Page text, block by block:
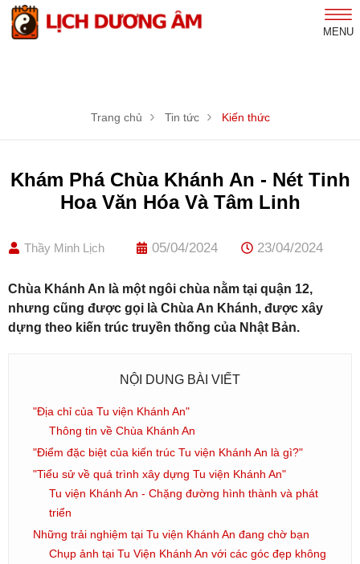
MENU
Trang chủ Tin tức Kiến thức
Khám Phá Chùa Khánh An - Nét Tinh
Hoa Văn Hóa Và Tâm Linh
Thầy Minh Lịch 05/04/2024 23/04/2024
Chùa Khánh An là một ngôi chùa nằm tại quận 12,
nhưng cũng được gọi là Chùa An Khánh, được xây
dựng theo kiến trúc truyền thống của Nhật Bản.
NỘI DUNG BÀI VIẾT
"Địa chỉ của Tu viện Khánh An"
Thông tin về Chùa Khánh An
"Điểm đặc biệt của kiến trúc Tu viện Khánh An là gì?"
"Tiểu sử về quá trình xây dựng Tu viện Khánh An"
Tu viện Khánh An - Chặng đường hình thành và phát
triển
Những trải nghiệm tại Tu viện Khánh An đang chờ bạn
Chụp ảnh tại Tu Viện Khánh An với các góc đẹp không